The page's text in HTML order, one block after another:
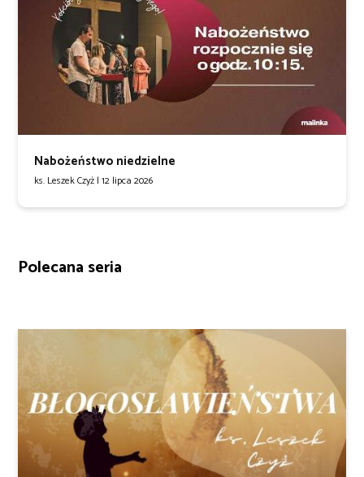
Nabożeństwo niedzielne
ks. Leszek Czyż | 12 lipca 2026
Polecana seria